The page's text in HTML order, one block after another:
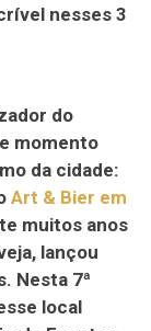
nesses 3
do
momento
da cidade:
Art & Bier em
muitos anos
lançou
Nesta 7ª
local